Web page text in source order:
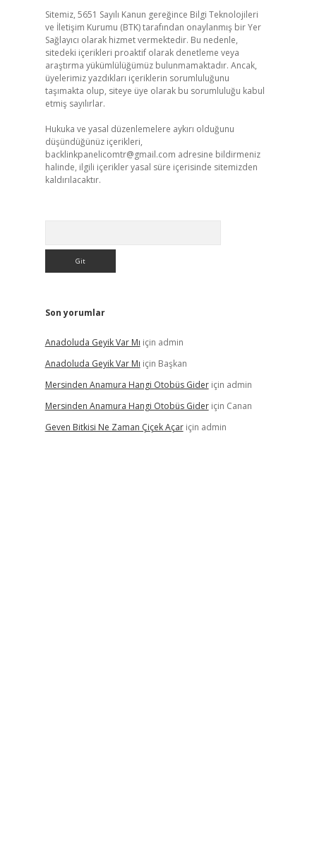
Sitemiz, 5651 Sayılı Kanun gereğince Bilgi Teknolojileri
ve İletişim Kurumu (BTK) tarafından onaylanmış bir Yer
Sağlayıcı olarak hizmet vermektedir. Bu nedenle,
sitedeki içerikleri proaktif olarak denetleme veya
araştırma yükümlülüğümüz bulunmamaktadır. Ancak,
üyelerimiz yazdıkları içeriklerin sorumluluğunu
taşımakta olup, siteye üye olarak bu sorumluluğu kabul
etmiş sayılırlar.
Hukuka ve yasal düzenlemelere aykırı olduğunu
düşündüğünüz içerikleri,
backlinkpanelicomtr@gmail.com adresine bildirmeniz
halinde, ilgili içerikler yasal süre içerisinde sitemizden
kaldırılacaktır.
Son yorumlar
Anadoluda Geyik Var Mı için admin
Anadoluda Geyik Var Mı için Başkan
Mersinden Anamura Hangi Otobüs Gideriçin admin
Mersinden Anamura Hangi Otobüs Gideriçin Canan
Geven Bitkisi Ne Zaman Çiçek Açariçin admin